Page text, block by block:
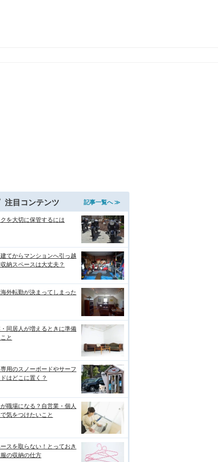
注目コンテンツ 記事一覧へ ≫
を大切に保管するには
てからマンションへ引っ越
納スペースは大丈夫？
外転勤が決まってしまった
同居人が増えるときに準備
と
用のスノーボードやサーフ
はどこに置く？
職場になる？自営業・個人
気をつけたいこと
スを取らない！とっておき
の収納の仕方